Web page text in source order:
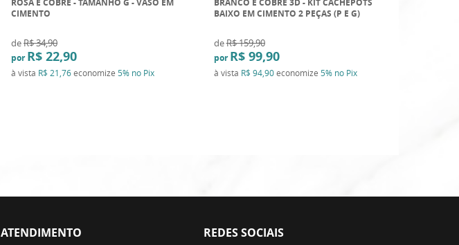
CIMENTO
deR$ 34,90
por R$ 22,90
à vista R$ 21,76economize 5% no Pix
BAIXO EM CIMENTO 2 PEÇAS (P E G)
deR$ 159,90
por R$ 99,90
à vista R$ 94,90economize 5% no Pix
ATENDIMENTO REDES SOCIAIS